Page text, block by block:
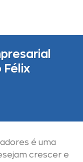
Félix
é uma
crescer e